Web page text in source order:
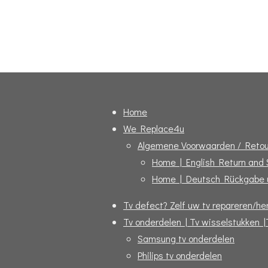
Home
We Replace4u
Algemene Voorwaarden /
Home | English Return and
Home | Deutsch Rückgabe
Tv defect? Zelf uw tv repareren/
Tv onderdelen | Tv wisselstukken
Samsung tv onderdelen
Philips tv onderdelen